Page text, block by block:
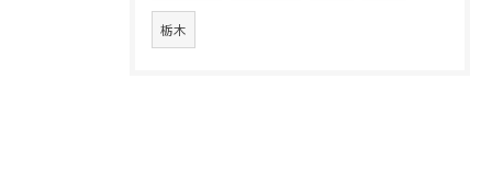
栃木